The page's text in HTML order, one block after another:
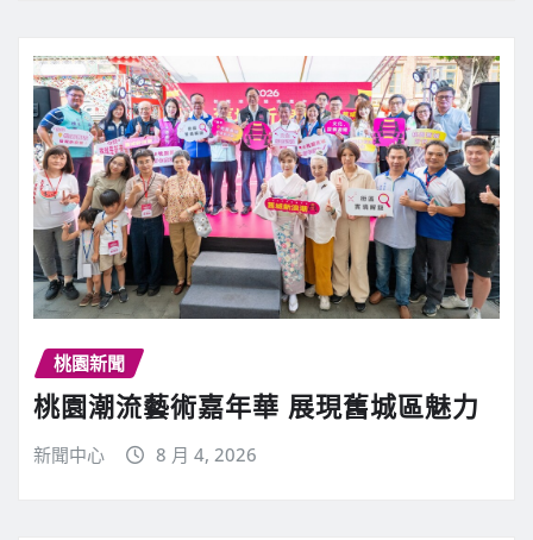
桃園新聞
桃園潮流藝術嘉年華 展現舊城區魅力
新聞中心 8 月 4, 2026